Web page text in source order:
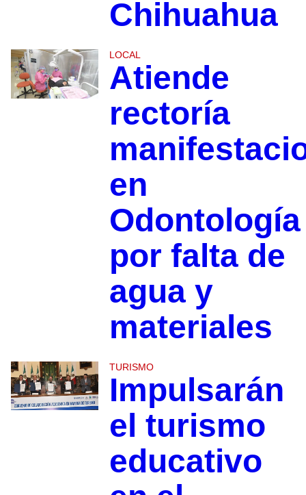
Chihuahua
LOCAL
Atiende
rectoría
en
Odontología
por falta de
agua y
materiales
TURISMO
Impulsarán
el turismo
educativo